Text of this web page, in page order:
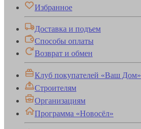
Избранное
Доставка и подъем
Способы оплаты
Возврат и обмен
Клуб покупателей «Ваш Дом»
Строителям
Организациям
Программа «Новосёл»